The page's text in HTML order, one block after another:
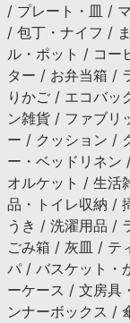
/ プレート・皿 /
/ 包丁・ナイフ /
ル・ポット / コー
ター / お弁当箱 /
りかご / エコバッ
ン雑貨 / ファブリ
ー / クッション /
ー・ベッドリネ
オルケット / 生活
品・トイレ収納 /
うき / 洗濯用品 /
ごみ箱 / 灰皿 / テ
パ / バスケット・
ーケース / 文房具
ンナーボックス /